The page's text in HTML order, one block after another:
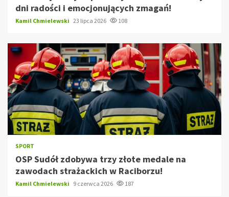
dni radości i emocjonujących zmagań!
Kamil Chmielewski 23 lipca 2026 108
SPORT
OSP Sudół zdobywa trzy złote medale na
zawodach strażackich w Raciborzu!
Kamil Chmielewski 9 czerwca 2026 187